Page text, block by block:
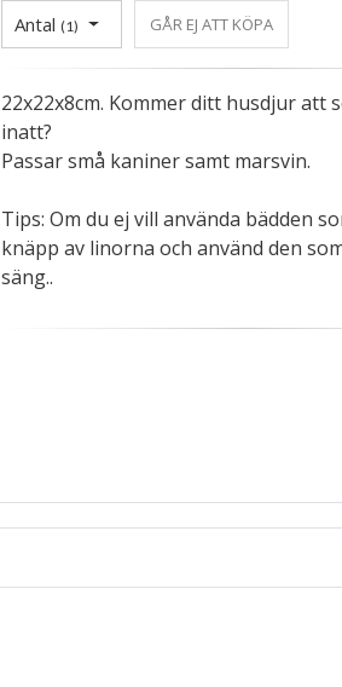
Antal (1) GÅR EJ ATT KÖPA
22x22x8cm. Kommer ditt husdjur att
inatt?
Passar små kaniner samt marsvin.
Tips: Om du ej vill använda bädden
knäpp av linorna och använd den
säng..